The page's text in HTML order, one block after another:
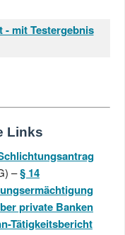
- mit Testergebnis
Links
–§ 14
private Banken
Tätigkeitsbericht